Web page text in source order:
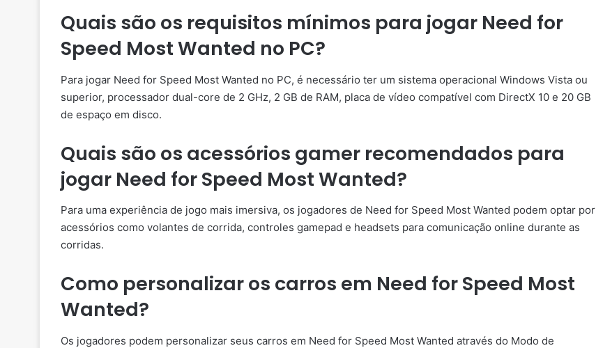
Quais são os requisitos mínimos para jogar Need for
Speed Most Wanted no PC?
Para jogar Need for Speed Most Wanted no PC, é necessário ter um sistema operacional Windows Vista ou
superior, processador dual-core de 2 GHz, 2 GB de RAM, placa de vídeo compatível com DirectX 10 e 20 GB
de espaço em disco.
Quais são os acessórios gamer recomendados para
jogar Need for Speed Most Wanted?
Para uma experiência de jogo mais imersiva, os jogadores de Need for Speed Most Wanted podem optar por
acessórios como volantes de corrida, controles gamepad e headsets para comunicação online durante as
corridas.
Como personalizar os carros em Need for Speed Most
Wanted?
Os jogadores podem personalizar seus carros em Need for Speed Most Wanted através do Modo de